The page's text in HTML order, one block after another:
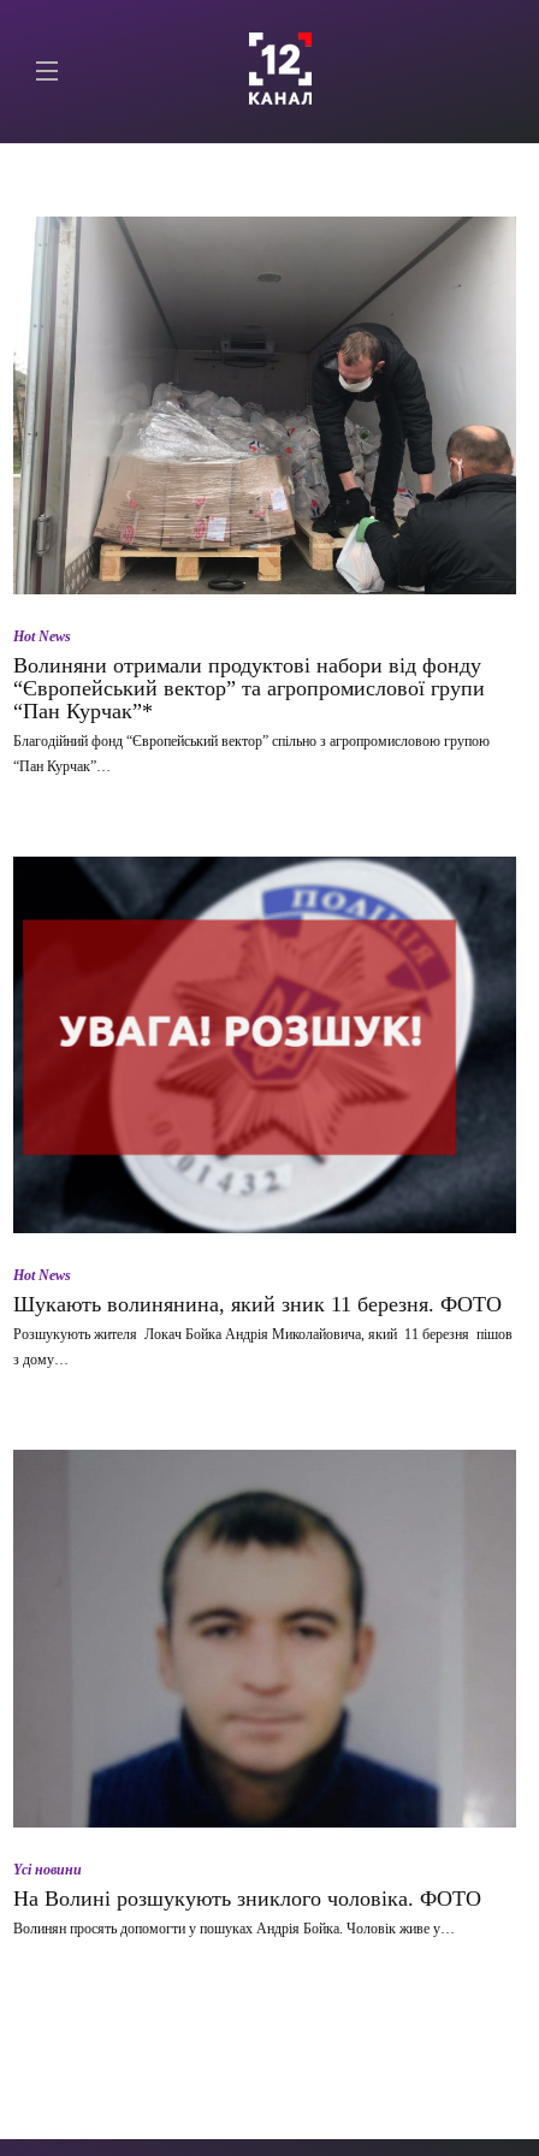
Hot News
Волиняни отримали продуктові набори від фонду
“Європейський вектор” та агропромислової групи
“Пан Курчак”*
Благодійний фонд “Європейський вектор” спільно з агропромисловою групою
“Пан Курчак”…
Hot News
Шукають волинянина, який зник 11 березня. ФОТО
Розшукують жителя Локач Бойка Андрія Миколайовича, який 11 березня пішов
з дому…
Yсі новини
На Волині розшукують зниклого чоловіка. ФОТО
Волинян просять допомогти у пошуках Андрія Бойка. Чоловік живе у…